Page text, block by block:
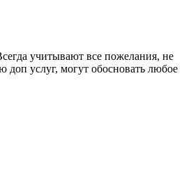
учитывают все пожелания, не
доп услуг, могут обосновать любое